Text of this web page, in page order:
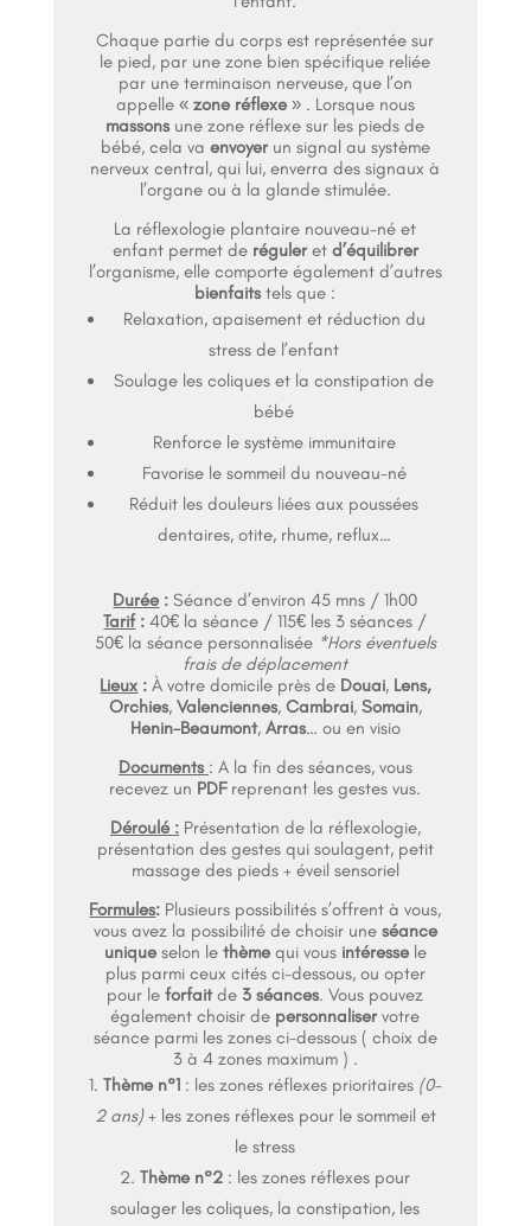
Chaque partie du corps est représentée sur
le pied, par une zone bien spécifique reliée
par une terminaison nerveuse, que l’on
appelle « zone réflexe» . Lorsque nous
massons une zone réflexe sur les pieds de
bébé, cela va envoyerun signal au système
nerveux central, qui lui, enverra des signaux à
l’organe ou à la glande stimulée.
La réflexologie plantaire nouveau-né et
enfant permet de réguleret d’équilibrer
l’organisme, elle comporte également d’autres
bienfaits tels que :
Relaxation, apaisement et réduction du
stress de l’enfant
Soulage les coliques et la constipation de
bébé
Renforce le système immunitaire
Favorise le sommeil du nouveau-né
Réduit les douleurs liées aux poussées
dentaires, otite, rhume, reflux…
Durée: Séance d’environ 45 mns / 1h00
Tarif: 40€ la séance / 115€ les 3 séances /
50€ la séance personnalisée *Hors éventuels
frais de déplacement
Lieux : À votre domicile près de Douai, Lens,
Orchies, Valenciennes, Cambrai, Somain,
Henin-Beaumont, Arras… ou en visio
Documents : A la fin des séances, vous
recevez un PDFreprenant les gestes vus.
Déroulé :Présentation de la réflexologie,
présentation des gestes qui soulagent, petit
massage des pieds + éveil sensoriel
Formules: Plusieurs possibilités s’offrent à vous,
vous avez la possibilité de choisir une séance
uniqueselon le thèmequi vous intéressele
plus parmi ceux cités ci-dessous, ou opter
pour leforfaitde 3 séances. Vous pouvez
également choisir de personnaliser votre
séance parmi les zones ci-dessous ( choix de
3 à 4 zones maximum ) .
Thème n°1 : les zones réflexes prioritaires (0-
2 ans)+ les zones réflexes pour le sommeil et
le stress
Thème n°2 : les zones réflexes pour
soulager les coliques, la constipation, les